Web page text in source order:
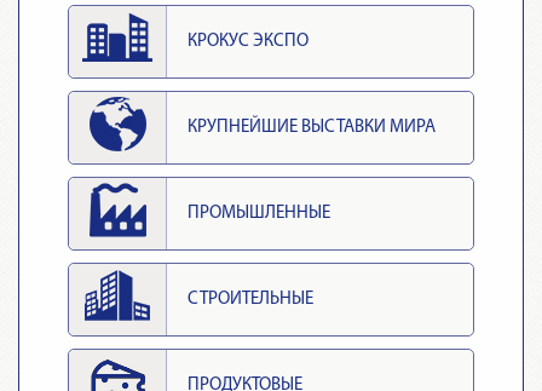
КРОКУС ЭКСПО
КРУПНЕЙШИЕ ВЫСТАВКИ МИРА
ПРОМЫШЛЕННЫЕ
СТРОИТЕЛЬНЫЕ
ПРОДУКТОВЫЕ